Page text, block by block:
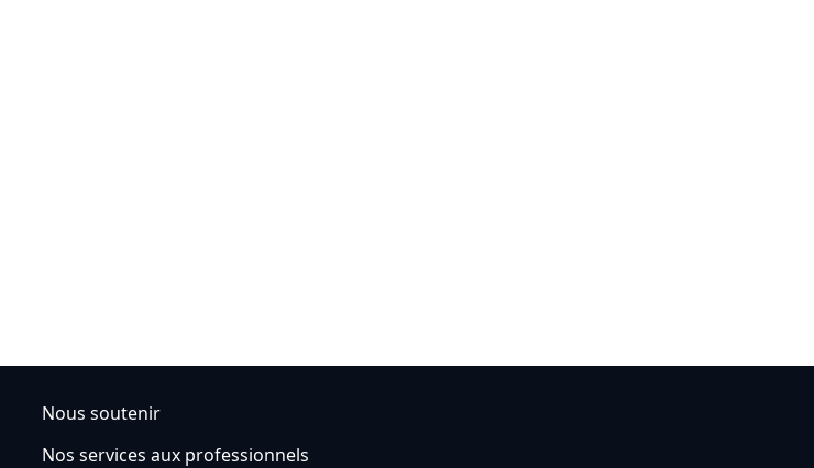
Nous soutenir
Nos services aux professionnels